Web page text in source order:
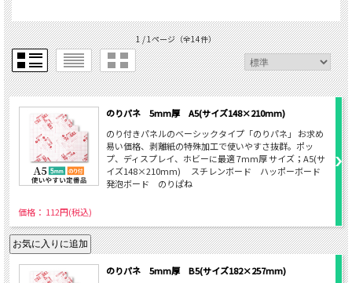
1 / 1ページ（全14件）
のりパネ 5mm厚 A5(サイズ148×210mm)
のり付きパネルのベーシックタイプ「のりパネ」 お求め
易い価格、剥離紙の特殊加工で使いやすさ抜群。ポッ
プ、ディスプレイ、ホビーに最適 7mm厚 サイズ；A5(サ
イズ148×210mm) スチレンボード ハッポーボード
発泡ボード のりぱね
価格： 112円(税込)
のりパネ 5mm厚 B5(サイズ182×257mm)